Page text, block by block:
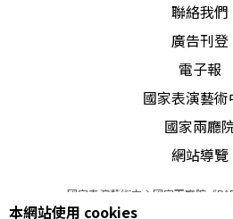
聯絡我們
廣告刊登
電子報
國家表演藝術
國家兩廳
網站導覽
國家表演藝術中心國家兩廳院《
© 2022Performing arts redefined.
本網站使用 cookies